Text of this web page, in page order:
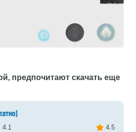
предпочитают скачать еще
4.1
4.5